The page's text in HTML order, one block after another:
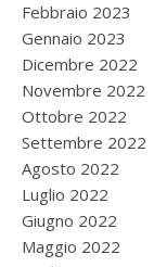
Febbraio 2023
Gennaio 2023
Dicembre 2022
Novembre 2022
Ottobre 2022
Settembre 2022
Agosto 2022
Luglio 2022
Giugno 2022
Maggio 2022